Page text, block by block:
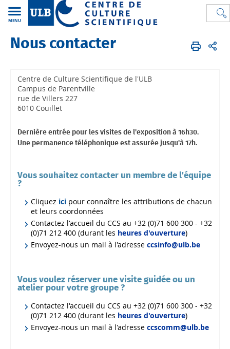
MENU
CCS FR Nous contacter
Nous contacter
Centre de Culture Scientifique de l'ULB
Campus de Parentville
rue de Villers 227
6010 Couillet
Dernière entrée pour les visites de l'exposition à 16h30.
Une permanence téléphonique est assurée jusqu'à 17h.
Vous souhaitez contacter un membre de l'équipe
?
Cliquez ici pour connaître les attributions de chacun
et leurs coordonnées
Contactez l'accueil du CCS au +32 (0)71 600 300 - +32
(0)71 212 400 (durant les heures d'ouverture)
Envoyez-nous un mail à l'adresseccsinfo@ulb.be
Vous voulez réserver une visite guidée ou un
atelier pour votre groupe ?
Contactez l'accueil du CCS au +32 (0)71 600 300 - +32
(0)71 212 400 (durant les heures d'ouverture)
Envoyez-nous un mail à l'adresseccscomm@ulb.be